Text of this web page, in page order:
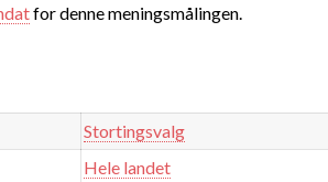
for denne meningsmålingen.
Stortingsvalg
Hele landet